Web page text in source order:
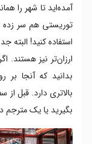
آمده‌اید تا شهر را
توریستی هم سر زده
استفاده کنید! البته
ارزان‌تر نیز هستند.
بدانید که آنجا
بالاتری دارد. قبل
بگیرید یا یک مترجم